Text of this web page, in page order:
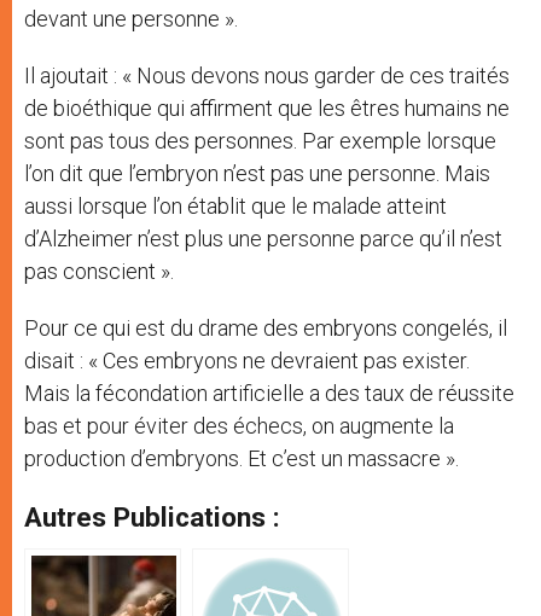
devant une personne ».
Il ajoutait : « Nous devons nous garder de ces traités
de bioéthique qui affirment que les êtres humains ne
sont pas tous des personnes. Par exemple lorsque
l’on dit que l’embryon n’est pas une personne. Mais
aussi lorsque l’on établit que le malade atteint
d’Alzheimer n’est plus une personne parce qu’il n’est
pas conscient ».
Pour ce qui est du drame des embryons congelés, il
disait : « Ces embryons ne devraient pas exister.
Mais la fécondation artificielle a des taux de réussite
bas et pour éviter des échecs, on augmente la
production d’embryons. Et c’est un massacre ».
Autres Publications :